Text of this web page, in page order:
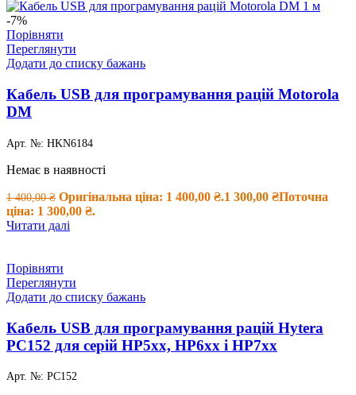
-7%
Порівняти
Переглянути
Додати до списку бажань
Кабель USB для програмування рацій Motorola
DM
Арт. №: HKN6184
Немає в наявності
1 400,00₴ Оригінальна ціна: 1 400,00 ₴.1 300,00 ₴Поточна
ціна: 1 300,00 ₴.
Читати далі
Порівняти
Переглянути
Додати до списку бажань
Кабель USB для програмування рацій Hytera
PC152 для серій HP5xx, HP6xx і HP7xx
Арт. №: PC152